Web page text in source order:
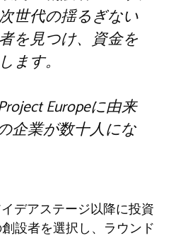
世代の揺るぎない
を見つけ、資金を
ます。
Europeに由来
企業が数十人にな
デアステージ以降に投資
設者を選択し、ラウンド